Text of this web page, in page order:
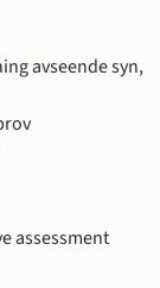
avseende syn,
assessment